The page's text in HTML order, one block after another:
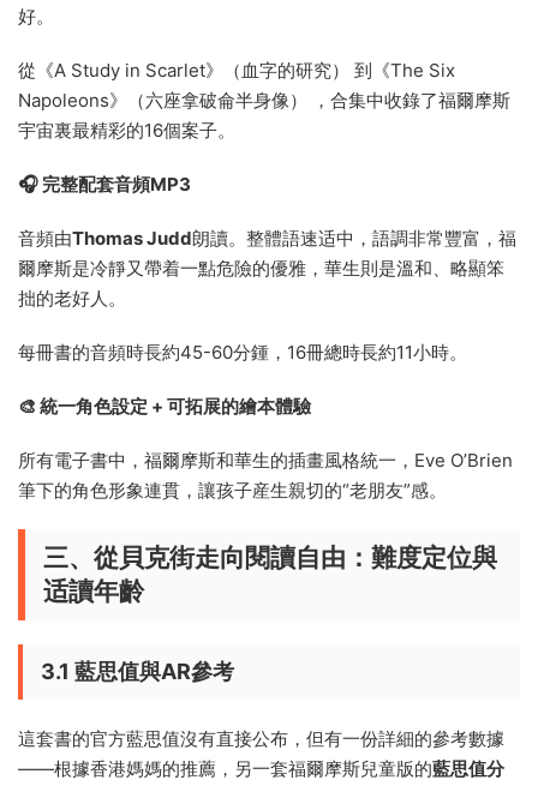
好。
從《A Study in Scarlet》（血字的研究） 到《The Six
Napoleons》（六座拿破侖半身像） ，合集中收錄了福爾摩斯
宇宙裏最精彩的16個案子。
🎧 完整配套音頻MP3
音頻由Thomas Judd朗讀。整體語速适中，語調非常豐富，福
爾摩斯是冷靜又帶着一點危險的優雅，華生則是溫和、略顯笨
拙的老好人。
每冊書的音頻時長約45-60分鍾，16冊總時長約11小時。
🎨 統一角色設定 + 可拓展的繪本體驗
所有電子書中，福爾摩斯和華生的插畫風格統一，Eve O’Brien
筆下的角色形象連貫，讓孩子産生親切的“老朋友”感。
三、從貝克街走向閱讀自由：難度定位與
适讀年齡
3.1 藍思值與AR參考
這套書的官方藍思值沒有直接公布，但有一份詳細的參考數據
——根據香港媽媽的推薦，另一套福爾摩斯兒童版的藍思值分